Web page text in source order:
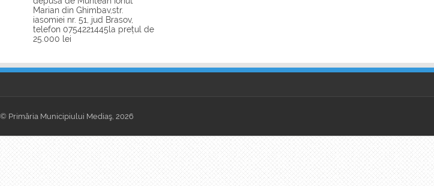
Marian din Ghimbav,str.
iasomiei nr. 51, jud Brasov,
telefon 0754221445la prețul de
25.000 lei
© Primăria Municipiului Mediaş, 2026